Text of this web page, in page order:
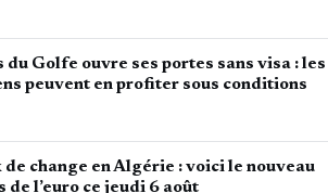
du Golfe ouvre ses portes sans visa : les
peuvent en profiter sous conditions
de change en Algérie : voici le nouveau
de l’euro ce jeudi 6 août